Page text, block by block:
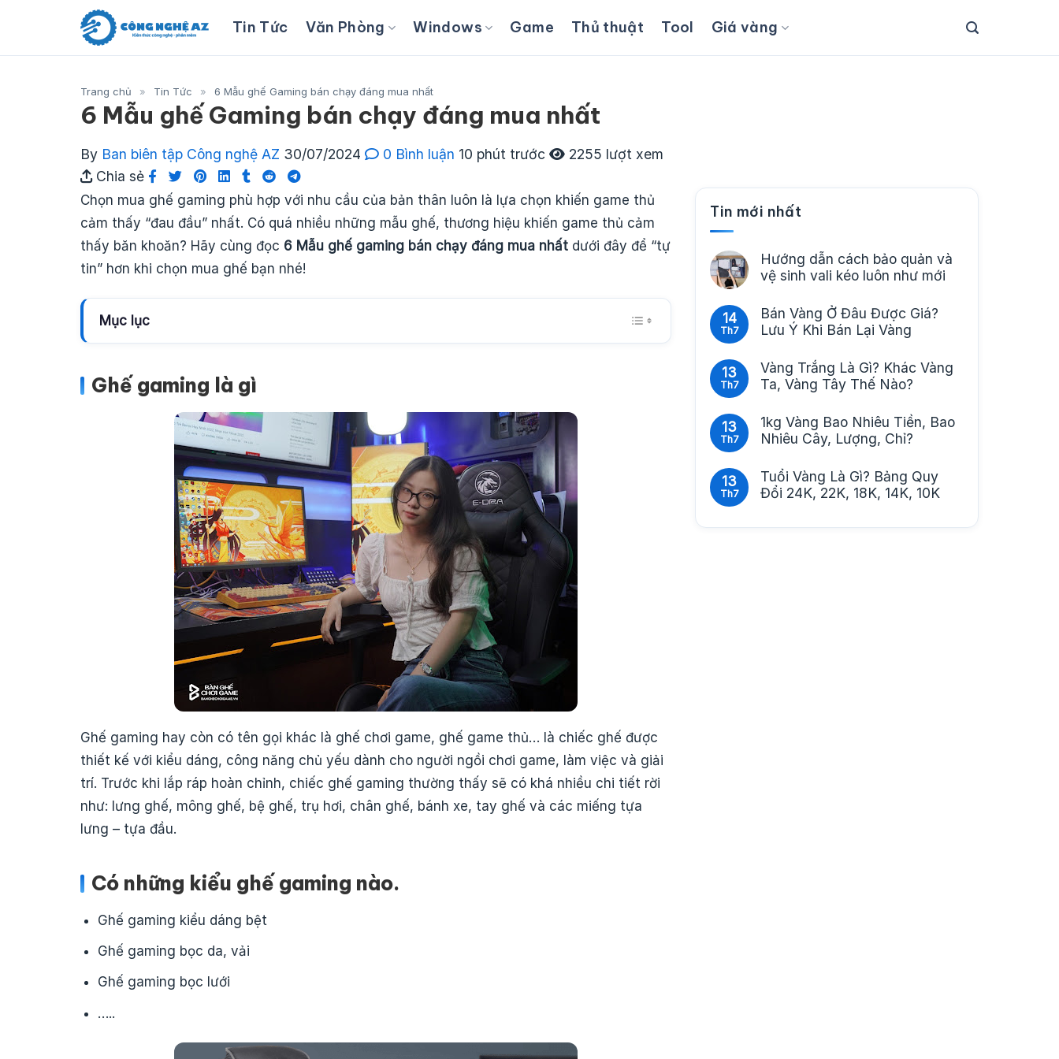
content
Tin Tức Văn Phòng Windows Game Thủ thuật Tool Giá vàng
Trang chủ » Tin Tức » 6 Mẫu ghế Gaming bán chạy đáng mua nhất
6 Mẫu ghế Gaming bán chạy đáng mua nhất
By Ban biên tập Công nghệ AZ 30/07/2024 0 Bình luận 10 phút trước
2255 lượt xem
Chia sẻ
Chọn mua ghế gaming phù hợp với nhu cầu của bản thân luôn là lựa chọn khiến game thủ
cảm thấy “đau đầu” nhất. Có quá nhiều những mẫu ghế, thương hiệu khiến game thủ cảm
thấy băn khoăn? Hãy cùng đọc 6 Mẫu ghế gaming bán chạy đáng mua nhất dưới đây để “tự
tin” hơn khi chọn mua ghế bạn nhé!
Mục lục
Ghế gaming là gì
Ghế gaming hay còn có tên gọi khác là ghế chơi game, ghế game thủ… là chiếc ghế được
thiết kế với kiểu dáng, công năng chủ yếu dành cho người ngồi chơi game, làm việc và giải
trí. Trước khi lắp ráp hoàn chỉnh, chiếc ghế gaming thường thấy sẽ có khá nhiều chi tiết rời
như: lưng ghế, mông ghế, bệ ghế, trụ hơi, chân ghế, bánh xe, tay ghế và các miếng tựa
lưng – tựa đầu.
Có những kiểu ghế gaming nào.
Ghế gaming kiểu dáng bệt
Ghế gaming bọc da, vải
Ghế gaming bọc lưới
…..
Tin mới nhất
Hướng dẫn cách bảo quản và
vệ sinh vali kéo luôn như mới
14
Th7
Bán Vàng Ở Đâu Được Giá?
Lưu Ý Khi Bán Lại Vàng
13
Th7
Vàng Trắng Là Gì? Khác Vàng
Ta, Vàng Tây Thế Nào?
13
Th7
1kg Vàng Bao Nhiêu Tiền, Bao
Nhiêu Cây, Lượng, Chỉ?
13
Th7
Tuổi Vàng Là Gì? Bảng Quy
Đổi 24K, 22K, 18K, 14K, 10K